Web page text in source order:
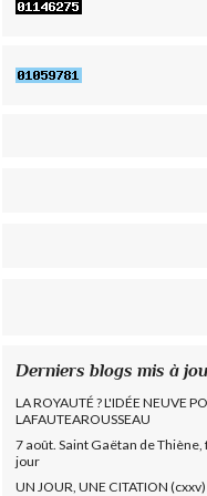
Derniers blogs mis à
LA ROYAUTÉ ? L'IDÉE NEUVE
LAFAUTEAROUSSEAU
7 août. Saint Gaëtan de
jour
UN JOUR, UNE CITATION (cxxv)